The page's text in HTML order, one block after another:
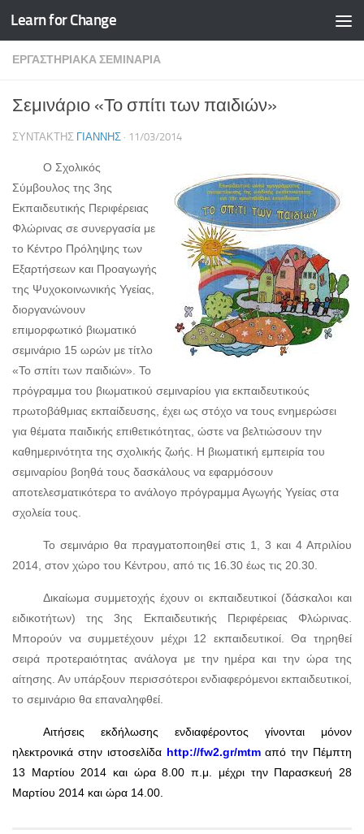
Skip to content
Learn for Change
ΕΡΓΑΣΤΗΡΙΑΚΆ ΣΕΜΙΝΆΡΙΑ
Σεμινάριο «Το σπίτι των παιδιών»
ΣΥΝΤΆΚΤΗΣ ΓΙΆΝΝΗΣ · 11/03/2014
Ο Σχολικός
Σύμβουλος της 3ης
Εκπαιδευτικής Περιφέρειας
Φλώρινας σε συνεργασία με
το Κέντρο Πρόληψης των
Εξαρτήσεων και Προαγωγής
της Ψυχοκοινωνικής Υγείας,
διοργανώνουν
επιμορφωτικό βιωματικό
σεμινάριο 15 ωρών με τίτλο
«Το σπίτι των παιδιών». Το
πρόγραμμα του βιωματικού σεμιναρίου για εκπαιδευτικούς
πρωτοβάθμιας εκπαίδευσης, έχει ως στόχο να τους ενημερώσει
για θέματα παιδικής επιθετικότητας, ώστε να βελτιώσουν την
καθημερινότητα της σχολικής ζωής. Η βιωματική εμπειρία του
σεμιναρίου βοηθά τους δασκάλους να εφαρμόσουν
αποτελεσματικότερα το ανάλογο πρόγραμμα Αγωγής Υγείας στα
σχολεία τους.
Το σεμινάριο θα πραγματοποιηθεί στις 1, 3 και 4 Απριλίου
2014, στον χώρο του Κέντρου, από τις 16.30 έως τις 20.30.
Δικαίωμα συμμετοχής έχουν οι εκπαιδευτικοί (δάσκαλοι και
ειδικοτήτων) της 3ης Εκπαιδευτικής Περιφέρειας Φλώρινας.
Μπορούν να συμμετέχουν μέχρι 12 εκπαιδευτικοί. Θα τηρηθεί
σειρά προτεραιότητας ανάλογα με την ημέρα και την ώρα της
αίτησης. Αν υπάρξουν περισσότεροι ενδιαφερόμενοι εκπαιδευτικοί,
το σεμινάριο θα επαναληφθεί.
Αιτήσεις εκδήλωσης ενδιαφέροντος γίνονται μόνον
ηλεκτρονικά στην ιστοσελίδα http://fw2.gr/mtm από την Πέμπτη
13 Μαρτίου 2014 και ώρα 8.00 π.μ. μέχρι την Παρασκευή 28
Μαρτίου 2014 και ώρα 14.00.